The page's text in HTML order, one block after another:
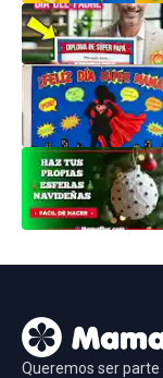
Queremos ser